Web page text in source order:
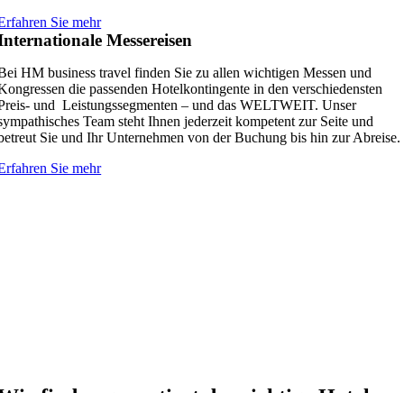
Sie mehr
Messereisen
HM business travel finden Sie zu allen wichtigen Messen und
die passenden Hotelkontingente in den verschiedensten
und Leistungssegmenten – und das WELTWEIT. Unser
Team steht Ihnen jederzeit kompetent zur Seite und
Sie und Ihr Unternehmen von der Buchung bis hin zur Abreise.
Sie mehr